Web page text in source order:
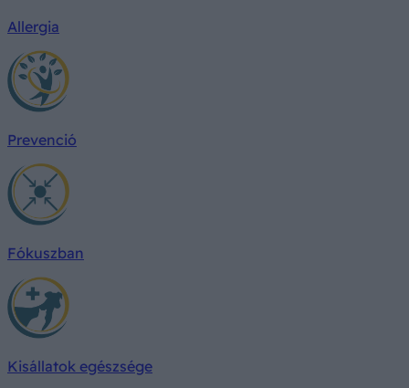
Allergia
Prevenció
Fókuszban
Kisállatok egészsége